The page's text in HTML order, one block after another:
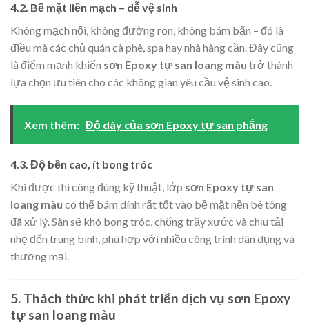
4.2. Bề mặt liền mạch – dễ vệ sinh
Không mạch nối, không đường ron, không bám bẩn – đó là
điều mà các chủ quán cà phê, spa hay nhà hàng cần. Đây cũng
là điểm mạnh khiến sơn Epoxy tự san loang màu trở thành
lựa chọn ưu tiên cho các không gian yêu cầu vệ sinh cao.
Xem thêm: Độ dày của sơn Epoxy tự san phẳng
4.3. Độ bền cao, ít bong tróc
Khi được thi công đúng kỹ thuật, lớp sơn Epoxy tự san
loang màu có thể bám dính rất tốt vào bề mặt nền bê tông
đã xử lý. Sàn sẽ khó bong tróc, chống trầy xước và chịu tải
nhẹ đến trung bình, phù hợp với nhiều công trình dân dụng và
thương mại.
5. Thách thức khi phát triển dịch vụ sơn Epoxy
tự san loang màu